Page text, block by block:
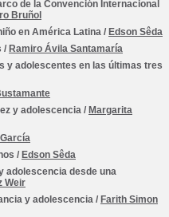
de la Convención Internacional
Bruñol
en América Latina / Edson Sêda
/ Ramiro Ávila Santamaría
y adolescentes en las últimas tres
y adolescencia / Margarita
/ Edson Sêda
adolescencia desde una
Weir
y adolescencia / Farith Simon